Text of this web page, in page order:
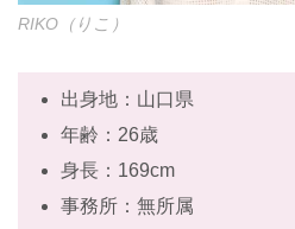
RIKO（りこ）
出身地：山口県
年齢：26歳
身長：169cm
事務所：無所属